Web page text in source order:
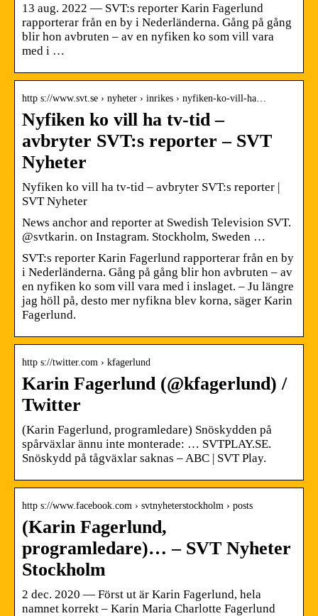
13 aug. 2022 — SVT:s reporter Karin Fagerlund
rapporterar från en by i Nederländerna. Gång på gång
blir hon avbruten – av en nyfiken ko som vill vara
med i …
http s://www.svt.se › nyheter › inrikes › nyfiken-ko-vill-ha…
Nyfiken ko vill ha tv-tid –
avbryter SVT:s reporter – SVT
Nyheter
Nyfiken ko vill ha tv-tid – avbryter SVT:s reporter |
SVT Nyheter
News anchor and reporter at Swedish Television SVT.
@svtkarin. on Instagram. Stockholm, Sweden …
SVT:s reporter Karin Fagerlund rapporterar från en by
i Nederländerna. Gång på gång blir hon avbruten – av
en nyfiken ko som vill vara med i inslaget. – Ju längre
jag höll på, desto mer nyfikna blev korna, säger Karin
Fagerlund.
http s://twitter.com › kfagerlund
Karin Fagerlund (@kfagerlund) /
Twitter
(Karin Fagerlund, programledare) Snöskydden på
spårväxlar ännu inte monterade: … SVTPLAY.SE.
Snöskydd på tågväxlar saknas – ABC | SVT Play.
http s://www.facebook.com › svtnyheterstockholm › posts
(Karin Fagerlund,
programledare)… – SVT Nyheter
Stockholm
2 dec. 2020 — Först ut är Karin Fagerlund, hela
namnet korrekt – Karin Maria Charlotte Fagerlund